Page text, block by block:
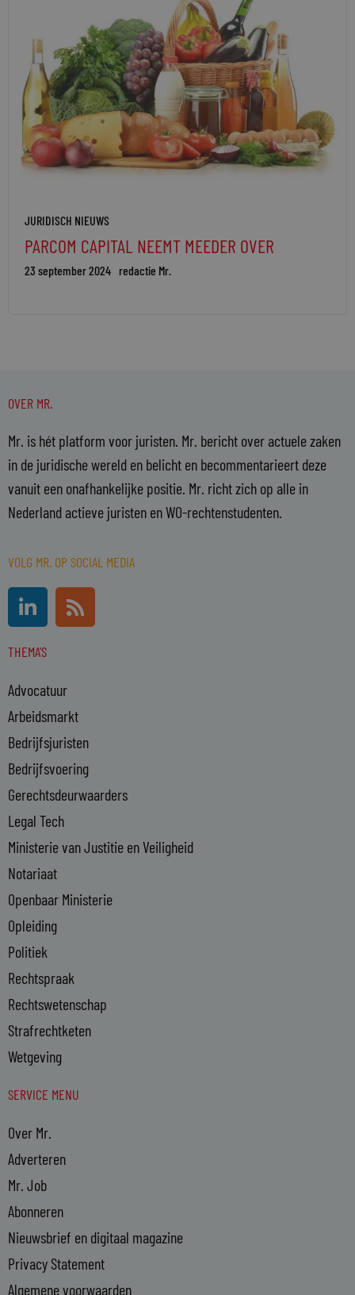
JURIDISCH NIEUWS
PARCOM CAPITAL NEEMT MEEDER OVER
23 september 2024 redactie Mr.
OVER MR.
Mr. is hét platform voor juristen. Mr. bericht over actuele zaken
in de juridische wereld en belicht en becommentarieert deze
vanuit een onafhankelijke positie. Mr. richt zich op alle in
Nederland actieve juristen en WO-rechtenstudenten.
VOLG MR. OP SOCIAL MEDIA
i
k
d
i
n
-
i
n
R
s
THEMA'S
Advocatuur
Arbeidsmarkt
Bedrijfsjuristen
Bedrijfsvoering
Gerechtsdeurwaarders
Legal Tech
Ministerie van Justitie en Veiligheid
Notariaat
Openbaar Ministerie
Opleiding
Politiek
Rechtspraak
Rechtswetenschap
Strafrechtketen
Wetgeving
SERVICE MENU
Over Mr.
Adverteren
Mr. Job
Abonneren
Nieuwsbrief en digitaal magazine
Privacy Statement
Algemene voorwaarden